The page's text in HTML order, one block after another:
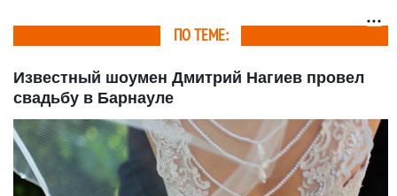
ПО ТЕМЕ:
Известный шоумен Дмитрий Нагиев провел
свадьбу в Барнауле